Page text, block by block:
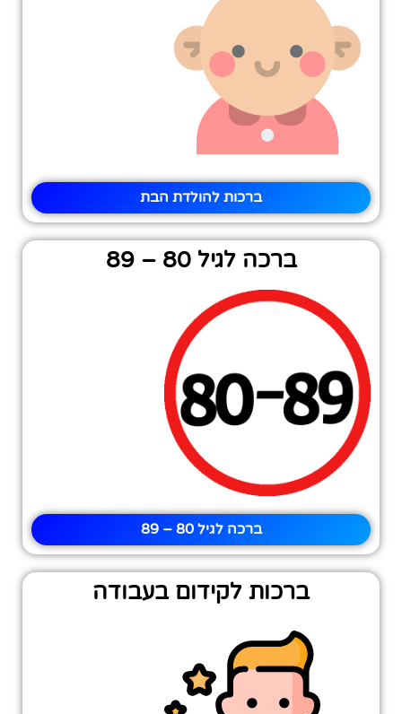
ברכות להולדת הבת
ברכה לגיל 80 – 89
ברכה לגיל 80 – 89
ברכות לקידום בעבודה